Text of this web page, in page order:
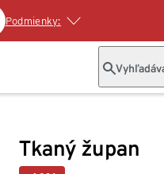
Podmienky:
Tkaný župan